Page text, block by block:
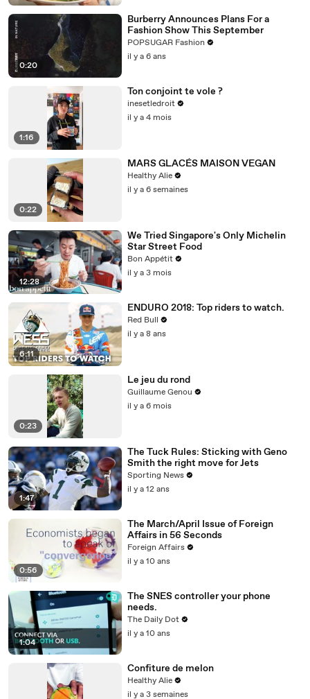
0:20
Burberry Announces Plans For a
Fashion Show This September
POPSUGAR Fashion
il y a 6 ans
1:16
Ton conjoint te vole ?
inesetledroit
il y a 4 mois
0:22
MARS GLACÉS MAISON VEGAN
Healthy Alie
il y a 6 semaines
12:28
We Tried Singapore's Only Michelin
Star Street Food
Bon Appétit
il y a 3 mois
6:11
ENDURO 2018: Top riders to watch.
Red Bull
il y a 8 ans
0:23
Le jeu du rond
Guillaume Genou
il y a 6 mois
1:47
The Tuck Rules: Sticking with Geno
Smith the right move for Jets
Sporting News
il y a 12 ans
0:56
The March/April Issue of Foreign
Affairs in 56 Seconds
Foreign Affairs
il y a 10 ans
1:04
The SNES controller your phone
needs.
The Daily Dot
il y a 10 ans
Confiture de melon
Healthy Alie
il y a 3 semaines